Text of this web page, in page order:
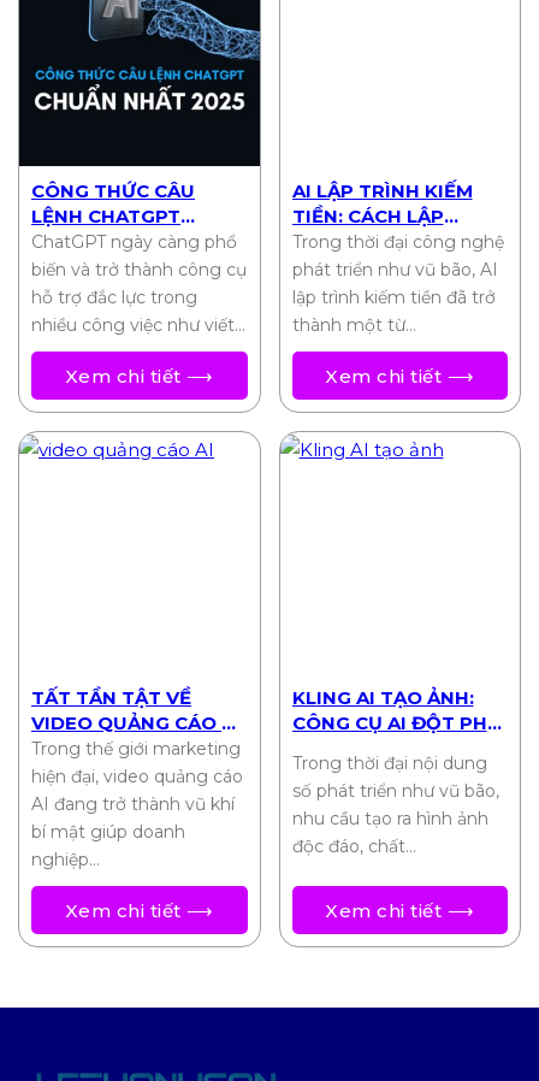
CÔNG THỨC CÂU
LỆNH CHATGPT
CHUẨN NHẤT 2025
ChatGPT ngày càng phổ
biến và trở thành công cụ
hỗ trợ đắc lực trong
nhiều công việc như viết…
Xem chi tiết ⟶
AI LẬP TRÌNH KIẾM
TIỀN: CÁCH LẬP
TRÌNH VIÊN BIẾN Ý
TƯỞNG THÀNH THU
NHẬP THỤ ĐỘNG
Trong thời đại công nghệ
phát triển như vũ bão, AI
lập trình kiếm tiền đã trở
thành một từ…
Xem chi tiết ⟶
TẤT TẦN TẬT VỀ
VIDEO QUẢNG CÁO AI:
TỐI ƯU CHI PHÍ, TỐI
ĐA HIỆU QUẢ
Trong thế giới marketing
hiện đại, video quảng cáo
AI đang trở thành vũ khí
bí mật giúp doanh
nghiệp…
Xem chi tiết ⟶
KLING AI TẠO ẢNH:
CÔNG CỤ AI ĐỘT PHÁ
ẢNH 2025
Trong thời đại nội dung
số phát triển như vũ bão,
nhu cầu tạo ra hình ảnh
độc đáo, chất…
Xem chi tiết ⟶